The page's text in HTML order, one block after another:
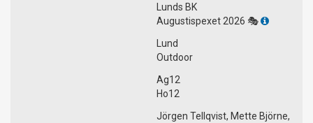
Lunds BK
Augustispexet 2026 🎭
Lund
Outdoor
Ag12
Ho12
Jörgen Tellqvist, Mette Björne,